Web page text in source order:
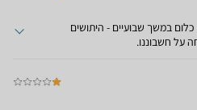
במשך שבועיים - היתושים
על חשבוננו.